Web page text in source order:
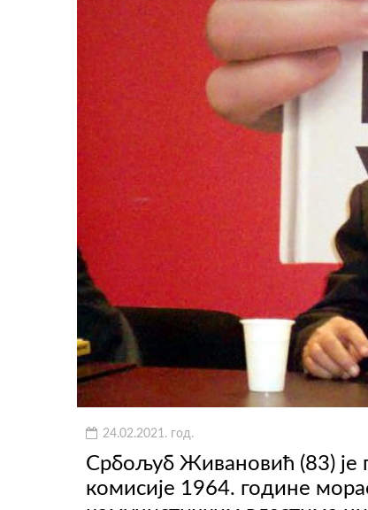
24.02.2021. год.
Србољуб Живановић (83) је
комисије 1964. године